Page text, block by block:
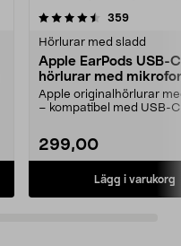
359
Hörlurar med sladd
Apple EarPods USB-
hörlurar med
Apple originalhörlurar
– kompatibel med USB-
299,00
Lägg i varukorg
4.5 av 5 stjärnor